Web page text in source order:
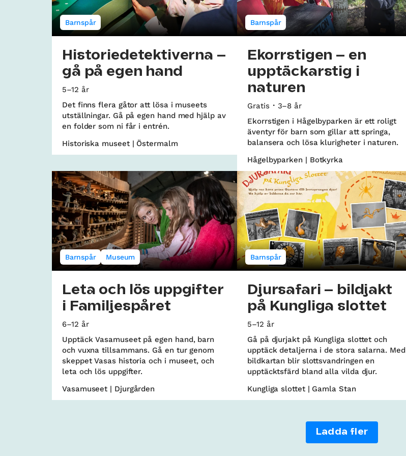
Barnspår
Historiedetektiverna –
gå på egen hand
5–12 år
Det finns flera gåtor att lösa i museets
utställningar. Gå på egen hand med hjälp av
en folder som ni får i entrén.
Historiska museet | Östermalm
Barnspår
Ekorrstigen – en
upptäckarstig i
naturen
Gratis
3–8 år
Ekorrstigen i Hågelbyparken är ett roligt
äventyr för barn som gillar att springa,
balansera och lösa klurigheter i naturen.
Hågelbyparken | Botkyrka
Barnspår Museum
Leta och lös uppgifter
i Familjespåret
6–12 år
Upptäck Vasamuseet på egen hand, barn
och vuxna tillsammans. Gå en tur genom
skeppet Vasas historia och i museet, och
leta och lös uppgifter.
Vasamuseet | Djurgården
Barnspår
Djursafari – bildjakt
på Kungliga slottet
5–12 år
Gå på djurjakt på Kungliga slottet och
upptäck detaljerna i de stora salarna. Med
bildkartan blir slottsvandringen en
upptäcktsfärd bland alla vilda djur.
Kungliga slottet | Gamla Stan
Ladda fler